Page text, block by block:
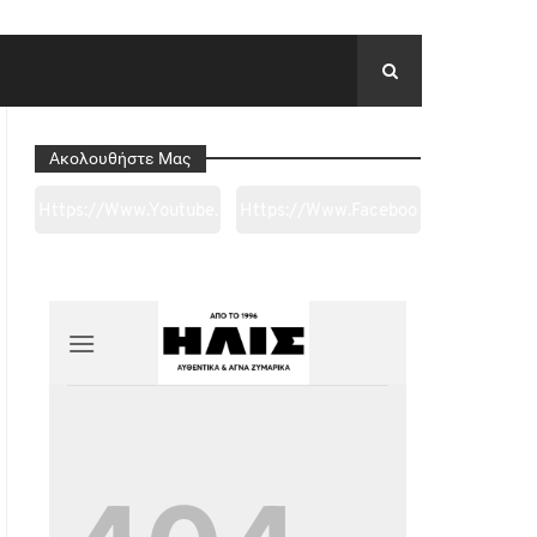
Ακολουθήστε Μας
2ge3sheyTkgpAkeBan
Ref=pages_you_mana